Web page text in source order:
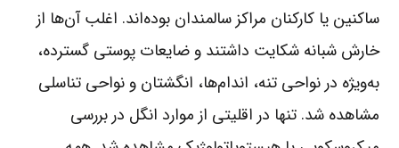
ساکنین یا کارکنان مراکز سالمندان بوده‌اند. اغلب آن‌ها از
خارش شبانه شکایت داشتند و ضایعات پوستی گسترده،
به‌ویژه در نواحی تنه، اندام‌ها، انگشتان و نواحی تناسلی
مشاهده شد. تنها در اقلیتی از موارد انگل در بررسی